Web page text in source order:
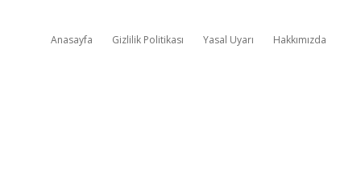
Anasayfa Gizlilik Politikası Yasal Uyarı Hakkımızda